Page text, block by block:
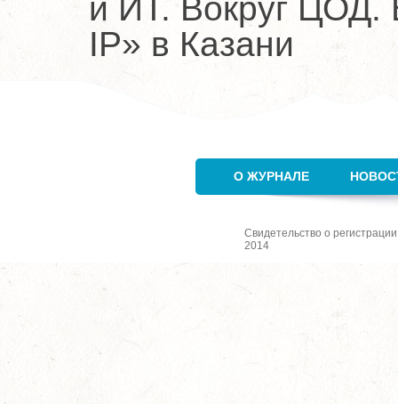
и ИТ. Вокруг ЦОД.
IP» в Казани
О ЖУРНАЛЕ
Свидетельство о
2014